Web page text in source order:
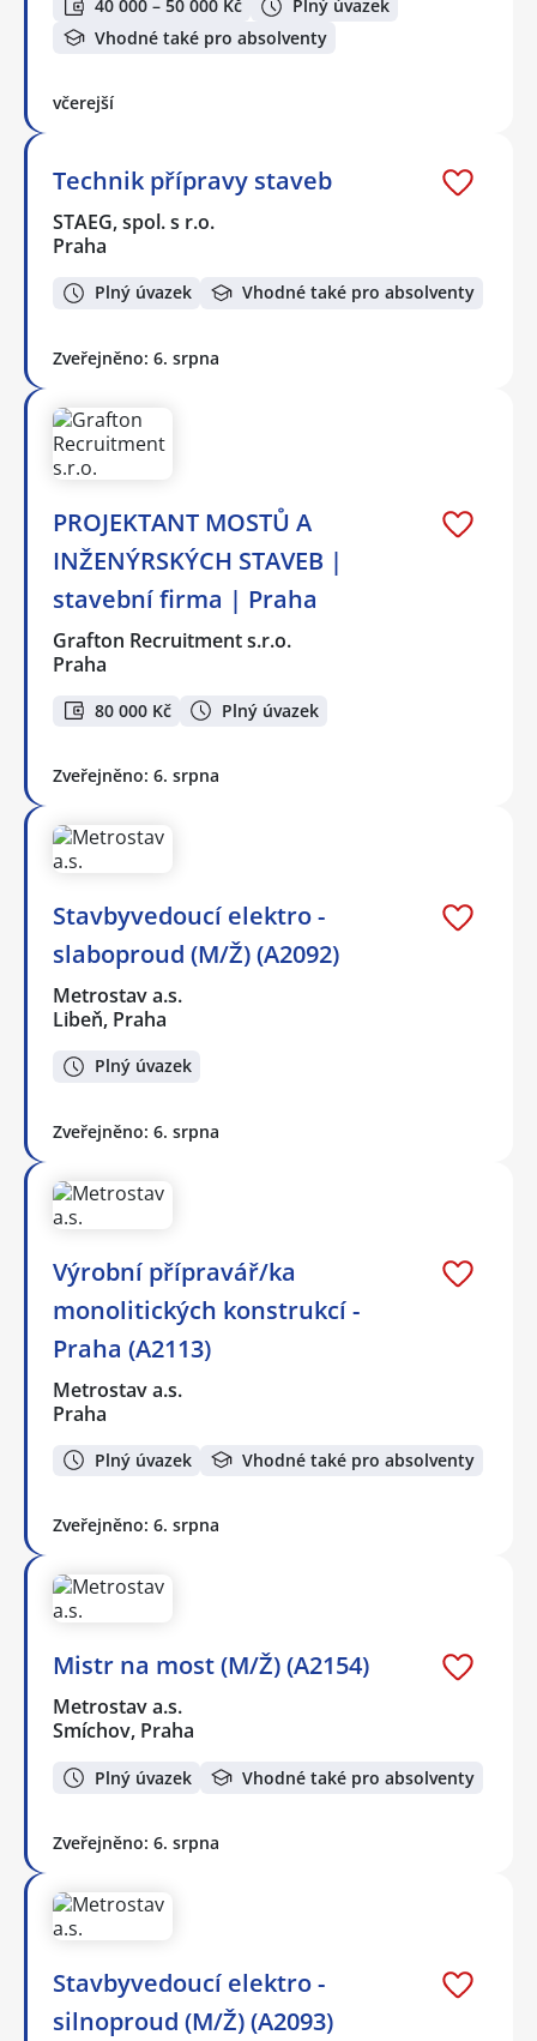
40 000 – 50 000 Kč
Plný úvazek
Vhodné také pro absolventy
včerejší
Technik přípravy staveb
STAEG, spol. s r.o.
Praha
Plný úvazek Vhodné také pro absolventy
Zveřejněno: 6. srpna
PROJEKTANT MOSTŮ A
INŽENÝRSKÝCH STAVEB |
stavební firma | Praha
Grafton Recruitment s.r.o.
Praha
80 000 Kč Plný úvazek
Zveřejněno: 6. srpna
Stavbyvedoucí elektro -
slaboproud (M/Ž) (A2092)
Metrostav a.s.
Libeň, Praha
Plný úvazek
Zveřejněno: 6. srpna
Výrobní přípravář/ka
monolitických konstrukcí -
Praha (A2113)
Metrostav a.s.
Praha
Plný úvazek Vhodné také pro absolventy
Zveřejněno: 6. srpna
Mistr na most (M/Ž) (A2154)
Metrostav a.s.
Smíchov, Praha
Plný úvazek Vhodné také pro absolventy
Zveřejněno: 6. srpna
Stavbyvedoucí elektro -
silnoproud (M/Ž) (A2093)